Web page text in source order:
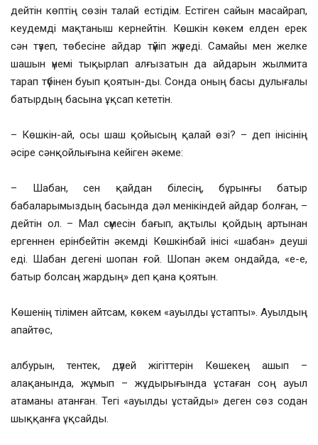
дейтін көптің сөзін талай естідім. Естіген сайын масайрап,
кеудемді мақтаныш кернейтін. Көшкін көкем елден ерек
сән түзеп, төбесіне айдар түйіп жүреді. Самайы мен желке
шашын үнемі тықырлап алғызатын да айдарын жылмита
тарап түбінен буып қоятын-ды. Сонда оның басы дулығалы
батырдың басына ұқсап кететін.
– Көшкін-ай, осы шаш қойысың қалай өзі? – деп інісінің
әсіре сәнқойлығына кейіген әкеме:
– Шабан, сен қайдан білесің, бұрынғы батыр
бабаларымыздың басында дәл менікіндей айдар болған, –
дейтін ол. – Мал сүмесін бағып, ақтылы қойдың артынан
ергеннен ерінбейтін әкемді Көшкінбай інісі «шабан» деуші
еді. Шабан дегені шопан ғой. Шопан әкем ондайда, «е-е,
батыр болсаң жардың» деп қана қоятын.
Көшенің тілімен айтсам, көкем «ауылды ұстапты». Ауылдың
апайтөс,
албурын, тентек, дүлей жігіттерін Көшекең ашып –
алақанында, жұмып – жұдырығында ұстаған соң ауыл
атаманы атанған. Тегі «ауылды ұстайды» деген сөз содан
шыққанға ұқсайды.